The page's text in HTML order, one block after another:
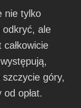
nie tylko
odkryć, ale
góry,
opłat.